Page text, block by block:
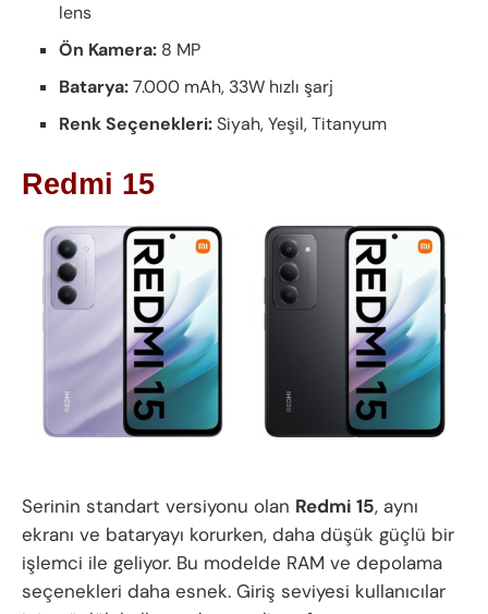
lens
Ön Kamera: 8 MP
Batarya:7.000 mAh, 33W hızlı şarj
Renk Seçenekleri:Siyah, Yeşil, Titanyum
Redmi 15
Serinin standart versiyonu olan Redmi 15, aynı
ekranı ve bataryayı korurken, daha düşük güçlü bir
işlemci ile geliyor. Bu modelde RAM ve depolama
seçenekleri daha esnek. Giriş seviyesi kullanıcılar